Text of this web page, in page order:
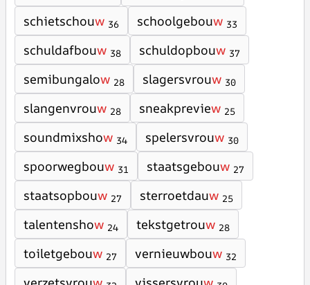
schietschouw 36 schoolgebouw 33
schuldafbouw 38 schuldopbouw 37
semibungalow 28 slagersvrouw 30
slangenvrouw 28 sneakpreview 25
soundmixshow 34 spelersvrouw 30
spoorwegbouw 31 staatsgebouw 27
staatsopbouw 27 sterroetdauw 25
talentenshow 24 tekstgetrouw 28
toiletgebouw 27 vernieuwbouw 32